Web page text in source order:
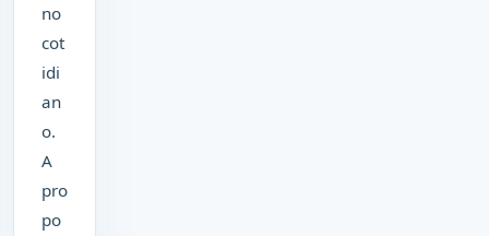
no
cot
idi
an
o.
A
pro
po